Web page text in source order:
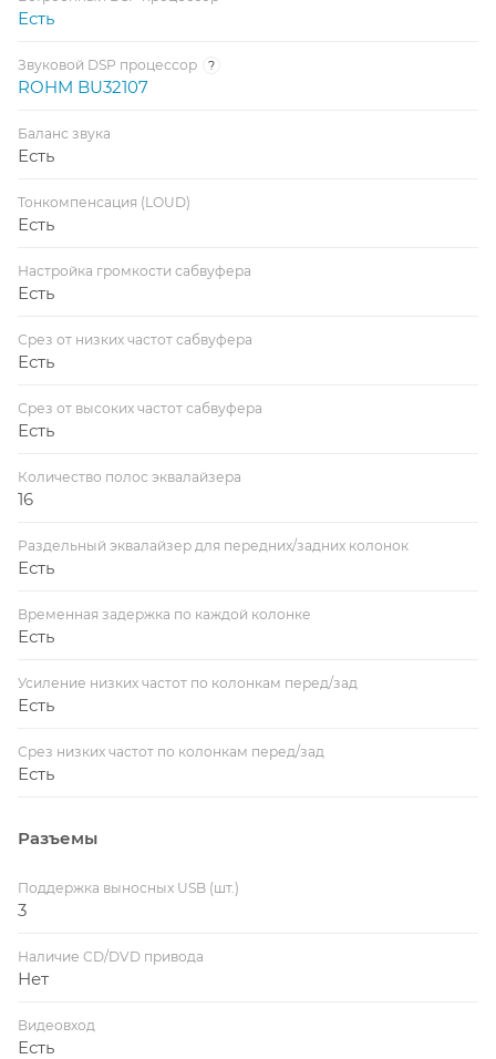
Есть
Звуковой DSP процессор ?
ROHM BU32107
Баланс звука
Есть
Тонкомпенсация (LOUD)
Есть
Настройка громкости сабвуфера
Есть
Срез от низких частот сабвуфера
Есть
Срез от высоких частот сабвуфера
Есть
Количество полос эквалайзера
16
Раздельный эквалайзер для передних/задних колонок
Есть
Временная задержка по каждой колонке
Есть
Усиление низких частот по колонкам перед/зад
Есть
Срез низких частот по колонкам перед/зад
Есть
Разъемы
Поддержка выносных USB (шт.)
3
Наличие CD/DVD привода
Нет
Видеовход
Есть